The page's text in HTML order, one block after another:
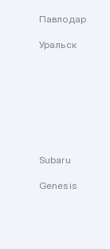
Павлодар
Уральск
Subaru
Genesis